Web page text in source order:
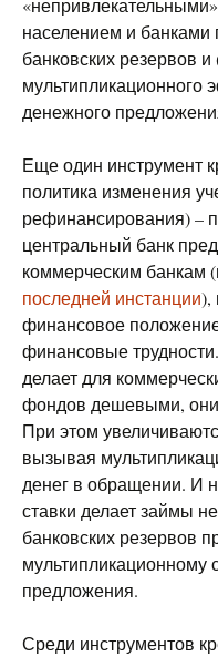
населением и банками
банковских резервов и
мультипликационного
денежного
Еще один инструмент
политика изменения
рефинансирования) –
центральный банк
коммерческим банкам
последней инстанции),
финансовое
финансовые
делает для
фондов дешевыми, они
При этом
вызывая
денег в обращении. И
ставки делает займы
банковских резервов
предложения.
Среди инструментов